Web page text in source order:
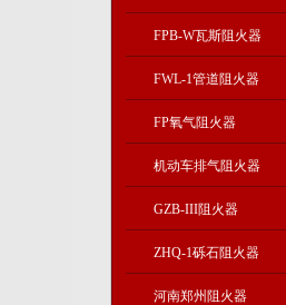
FPB-W瓦斯阻火器
FWL-1管道阻火器
FP氧气阻火器
机动车排气阻火器
GZB-III阻火器
ZHQ-1砾石阻火器
河南郑州阻火器